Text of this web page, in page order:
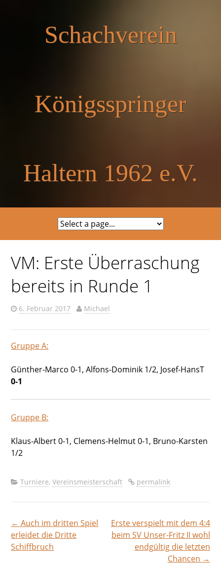
Schachverein
Königsspringer
Haltern 1962 e.V.
VM: Erste Überraschung
bereits in Runde 1
6. Februar 2017 Michael
Gruppe A:
Günther-Marco 0-1, Alfons-Dominik 1/2, Josef-HansT
0-1
Gruppe B:
Klaus-Albert 0-1, Clemens-Helmut 0-1, Bruno-Karsten
1/2
Turniere,Vereinsmeisterschaft permalink
Beitragsnavigation
← Auch im dritten Spiel
erleidet die Dritte
Schiffbruch
Erste verspielt mit dem 4:4
beim SV Unser-Fritz II wohl
endgültig die letzten
Chancen →